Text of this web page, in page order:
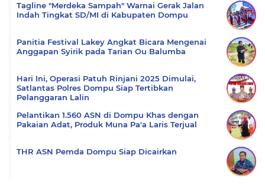
Tagline "Merdeka Sampah" Warnai Gerak Jalan
Indah Tingkat SD/MI di Kabupaten Dompu
Panitia Festival Lakey Angkat Bicara Mengenai
Anggapan Syirik pada Tarian Ou Balumba
Hari Ini, Operasi Patuh Rinjani 2025 Dimulai,
Satlantas Polres Dompu Siap Tertibkan
Pelanggaran Lalin
Pelantikan 1.560 ASN di Dompu Khas dengan
Pakaian Adat, Produk Muna Pa'a Laris Terjual
THR ASN Pemda Dompu Siap Dicairkan